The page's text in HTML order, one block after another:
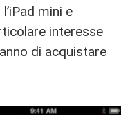
mini e
interesse
di acquistare